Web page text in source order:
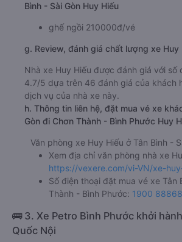
Bình - Sài Gòn Huy Hiếu
ghế ngồi 210000đ/vé
g. Review, đánh giá chất lượng xe Huy
Nhà xe Huy Hiếu được đánh giá với số
4.7/5 dựa trên 46 đánh giá của khách
dịch vụ của nhà xe này.
h. Thông tin liên hệ, đặt mua vé xe
Gòn đi Chơn Thành - Bình Phước Huy
Văn phòng xe Huy Hiếu ở Tân Bình -
Xem địa chỉ văn phòng nhà xe
https://vexere.com/vi-VN/xe-
Số điện thoại đặt mua vé xe Tân
Thành - Bình Phước: 1900
🚌 3. Xe Petro Bình Phước khởi hành
Quốc Nội